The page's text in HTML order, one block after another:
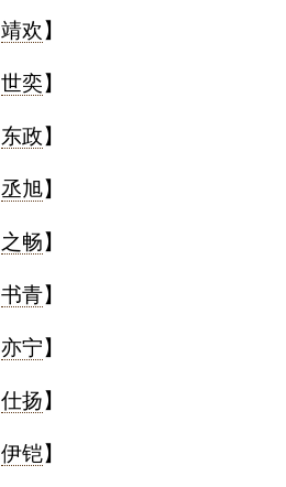
靖欢 】
世奕】
东政】
丞旭】
之畅】
书青】
亦宁】
仕扬】
伊铠】